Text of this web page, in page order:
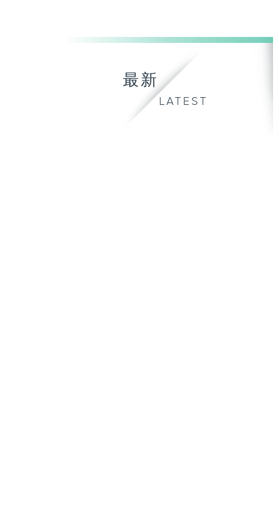
最新
LATEST